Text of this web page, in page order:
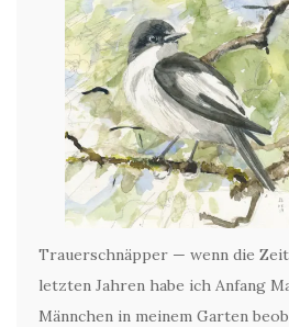
Trauerschnäpper — wenn die
letzten Jahren habe ich Anfang
Männchen in meinem Garten